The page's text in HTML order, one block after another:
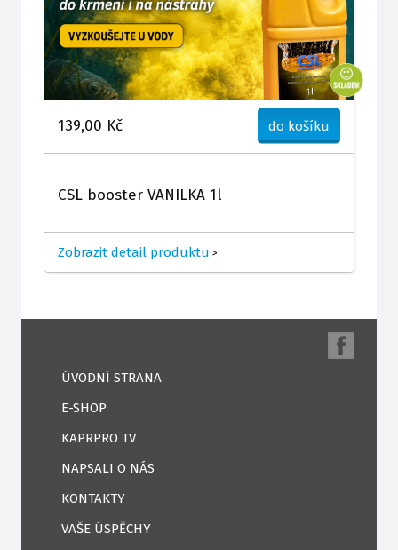
139,00 Kč do košíku
CSL booster VANILKA 1l
Zobrazit detail produktu >
ÚVODNÍ STRANA
E-SHOP
KAPRPRO TV
NAPSALI O NÁS
KONTAKTY
VAŠE ÚSPĚCHY